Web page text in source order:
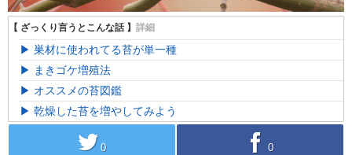
巣材に使われてる苔が単一種
まきゴケ増殖法
オススメの苔図鑑
乾燥した苔を増やしてみよう
twitter 0 facebook 0